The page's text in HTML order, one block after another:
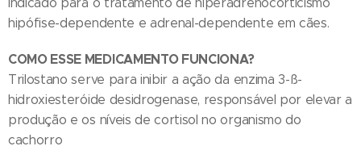
hipófise-dependente e adrenal-dependente em cães.
COMO ESSE MEDICAMENTO FUNCIONA?
Trilostano serve para inibir a ação da enzima 3-ß-
hidroxiesteróide desidrogenase, responsável por elevar a
produção e os níveis de cortisol no organismo do
cachorro